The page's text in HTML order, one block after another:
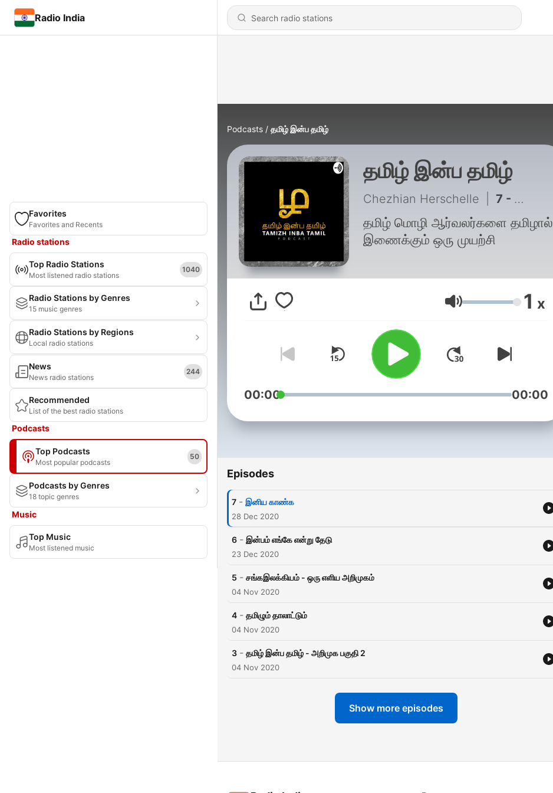
Radio India
Favorites
Favorites and Recents
Radio stations
Top Radio Stations
Most listened radio stations
1040
Radio Stations by Genres
15 music genres
Radio Stations by Regions
Local radio stations
News
News radio stations
244
Recommended
List of the best radio stations
Podcasts
Top Podcasts
Most popular podcasts
50
Podcasts by Genres
18 topic genres
Music
Top Music
Most listened music
Podcasts தமிழ் இன்ப தமிழ்
தமிழ் இன்ப தமிழ்
Chezhian Herschelle 7 - இனிய காண்க
தமிழ் மொழி ஆர்வலர்களை தமிழால்
இணைக்கும் ஒரு முயற்சி
Volume 1 x
00:00 00:00
Episodes
7 - இனிய காண்க
28 Dec 2020
6 - இன்பம் எங்கே என்று தேடு
23 Dec 2020
5 - சங்கஇலக்கியம் - ஒரு எளிய அறிமுகம்
04 Nov 2020
4 - தமிழும் தாலாட்டும்
04 Nov 2020
3 - தமிழ் இன்ப தமிழ் - அறிமுக பகுதி 2
04 Nov 2020
Show more episodes